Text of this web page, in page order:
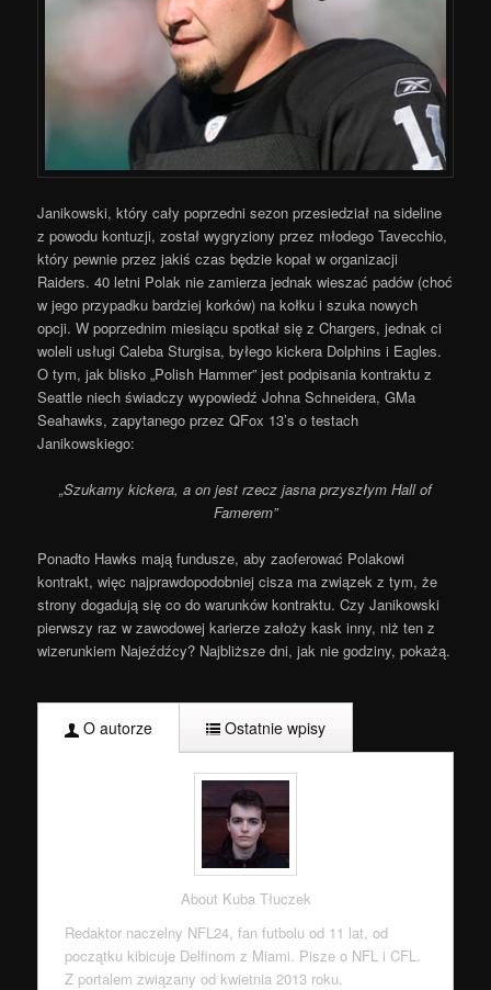
Janikowski, który cały poprzedni sezon przesiedział na sideline
z powodu kontuzji, został wygryziony przez młodego Tavecchio,
który pewnie przez jakiś czas będzie kopał w organizacji
Raiders. 40 letni Polak nie zamierza jednak wieszać padów (choć
w jego przypadku bardziej korków) na kołku i szuka nowych
opcji. W poprzednim miesiącu spotkał się z Chargers, jednak ci
woleli usługi Caleba Sturgisa, byłego kickera Dolphins i Eagles.
O tym, jak blisko „Polish Hammer” jest podpisania kontraktu z
Seattle niech świadczy wypowiedź Johna Schneidera, GMa
Seahawks, zapytanego przez QFox 13’s o testach
Janikowskiego:
„Szukamy kickera, a on jest rzecz jasna przyszłym Hall of
Famerem”
Ponadto Hawks mają fundusze, aby zaoferować Polakowi
kontrakt, więc najprawdopodobniej cisza ma związek z tym, że
strony dogadują się co do warunków kontraktu. Czy Janikowski
pierwszy raz w zawodowej karierze założy kask inny, niż ten z
wizerunkiem Najeźdźcy? Najbliższe dni, jak nie godziny, pokażą.
O autorze Ostatnie wpisy
About Kuba Tłuczek
Redaktor naczelny NFL24, fan futbolu od 11 lat, od
początku kibicuje Delfinom z Miami. Pisze o NFL i CFL.
Z portalem związany od kwietnia 2013 roku.